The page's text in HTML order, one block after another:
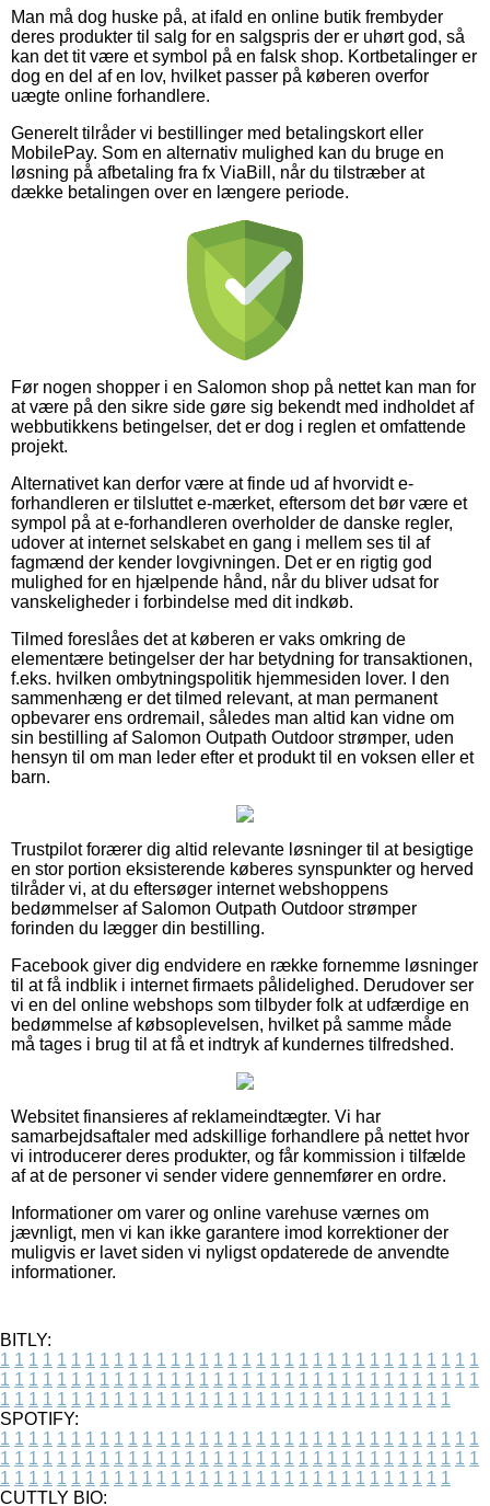
Man må dog huske på, at ifald en online butik frembyder
deres produkter til salg for en salgspris der er uhørt god, så
kan det tit være et symbol på en falsk shop. Kortbetalinger er
dog en del af en lov, hvilket passer på køberen overfor
uægte online forhandlere.
Generelt tilråder vi bestillinger med betalingskort eller
MobilePay. Som en alternativ mulighed kan du bruge en
løsning på afbetaling fra fx ViaBill, når du tilstræber at
dække betalingen over en længere periode.
Før nogen shopper i en Salomon shop på nettet kan man for
at være på den sikre side gøre sig bekendt med indholdet af
webbutikkens betingelser, det er dog i reglen et omfattende
projekt.
Alternativet kan derfor være at finde ud af hvorvidt e-
forhandleren er tilsluttet e-mærket, eftersom det bør være et
sympol på at e-forhandleren overholder de danske regler,
udover at internet selskabet en gang i mellem ses til af
fagmænd der kender lovgivningen. Det er en rigtig god
mulighed for en hjælpende hånd, når du bliver udsat for
vanskeligheder i forbindelse med dit indkøb.
Tilmed foreslåes det at køberen er vaks omkring de
elementære betingelser der har betydning for transaktionen,
f.eks. hvilken ombytningspolitik hjemmesiden lover. I den
sammenhæng er det tilmed relevant, at man permanent
opbevarer ens ordremail, således man altid kan vidne om
sin bestilling af Salomon Outpath Outdoor strømper, uden
hensyn til om man leder efter et produkt til en voksen eller et
barn.
Trustpilot forærer dig altid relevante løsninger til at besigtige
en stor portion eksisterende køberes synspunkter og herved
tilråder vi, at du eftersøger internet webshoppens
bedømmelser af Salomon Outpath Outdoor strømper
forinden du lægger din bestilling.
Facebook giver dig endvidere en række fornemme løsninger
til at få indblik i internet firmaets pålidelighed. Derudover ser
vi en del online webshops som tilbyder folk at udfærdige en
bedømmelse af købsoplevelsen, hvilket på samme måde
må tages i brug til at få et indtryk af kundernes tilfredshed.
Websitet finansieres af reklameindtægter. Vi har
samarbejdsaftaler med adskillige forhandlere på nettet hvor
vi introducerer deres produkter, og får kommission i tilfælde
af at de personer vi sender videre gennemfører en ordre.
Informationer om varer og online varehuse værnes om
jævnligt, men vi kan ikke garantere imod korrektioner der
muligvis er lavet siden vi nyligst opdaterede de anvendte
informationer.
BITLY:
1 1 1 1 1 1 1 1 1 1 1 1 1 1 1 1 1 1 1 1 1 1 1 1 1 1 1 1 1 1 1 1 1 1
1 1 1 1 1 1 1 1 1 1 1 1 1 1 1 1 1 1 1 1 1 1 1 1 1 1 1 1 1 1 1 1 1 1
1 1 1 1 1 1 1 1 1 1 1 1 1 1 1 1 1 1 1 1 1 1 1 1 1 1 1 1 1 1 1 1
SPOTIFY:
1 1 1 1 1 1 1 1 1 1 1 1 1 1 1 1 1 1 1 1 1 1 1 1 1 1 1 1 1 1 1 1 1 1
1 1 1 1 1 1 1 1 1 1 1 1 1 1 1 1 1 1 1 1 1 1 1 1 1 1 1 1 1 1 1 1 1 1
1 1 1 1 1 1 1 1 1 1 1 1 1 1 1 1 1 1 1 1 1 1 1 1 1 1 1 1 1 1 1 1
CUTTLY BIO: